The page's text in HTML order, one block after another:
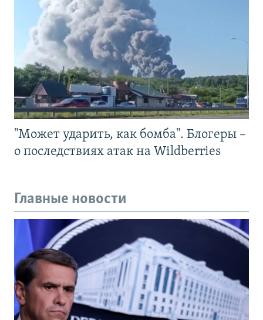
"Может ударить, как бомба". Блогеры –
о последствиях атак на Wildberries
Главные новости